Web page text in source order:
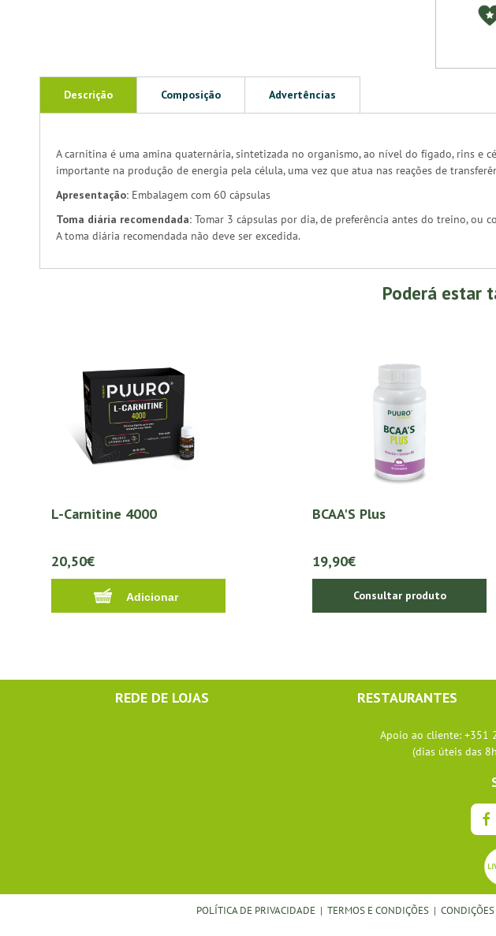
Descrição Composição Advertências
A carnitina é uma amina quaternária, sintetizada no organismo, ao nível do fígado, rins e
importante na produção de energia pela célula, uma vez que atua nas reações de
Apresentação: Embalagem com 60 cápsulas
Toma diária recomendada: Tomar 3 cápsulas por dia, de preferência antes do treino, ou
A toma diária recomendada não deve ser excedida.
Poderá estar
L-Carnitine 4000
20,50€
BCAA'S Plus
19,90€
Consultar produto
REDE DE LOJAS RESTAURANTES
Apoio ao cliente: +351
(dias úteis das
POLÍTICA DE PRIVACIDADE | TERMOS E CONDIÇÕES |